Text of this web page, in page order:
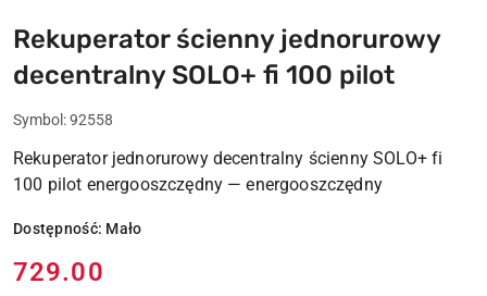
Rekuperator ścienny jednorurowy
decentralny SOLO+ fi 100 pilot
Symbol:92558
Rekuperator jednorurowy decentralny ścienny SOLO+ fi
100 pilot energooszczędny — energooszczędny
Dostępność: Mało
Cena:
729.00